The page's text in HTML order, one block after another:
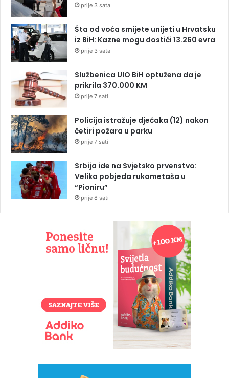
prije 3 sata
Šta od voća smijete unijeti u Hrvatsku
iz BiH: Kazne mogu dostići 13.260 evra
prije 3 sata
Službenica UIO BiH optužena da je
prikrila 370.000 KM
prije 7 sati
Policija istražuje dječaka (12) nakon
četiri požara u parku
prije 7 sati
Srbija ide na Svjetsko prvenstvo:
Velika pobjeda rukometaša u
“Pioniru”
prije 8 sati